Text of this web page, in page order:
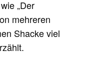
„Der
mehreren
Shacke viel